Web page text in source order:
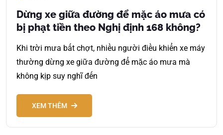
Dừng xe giữa đường để mặc áo mưa có
bị phạt tiền theo Nghị định 168 không?
Khi trời mưa bất chợt, nhiều người điều khiển xe máy
thường dừng xe giữa đường để mặc áo mưa mà
không kịp suy nghĩ đến
XEM THÊM